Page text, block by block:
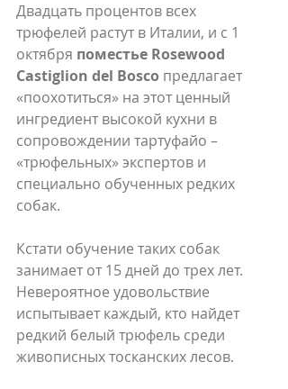
Двадцать процентов всех
трюфелей растут в Италии, и с 1
октября поместье Rosewood
Castiglion del Bosco предлагает
«поохотиться» на этот ценный
ингредиент высокой кухни в
сопровождении тартуфайо –
«трюфельных» экспертов и
специально обученных редких
собак.
Кстати обучение таких собак
занимает от 15 дней до трех лет.
Невероятное удовольствие
испытывает каждый, кто найдет
редкий белый трюфель среди
живописных тосканских лесов.